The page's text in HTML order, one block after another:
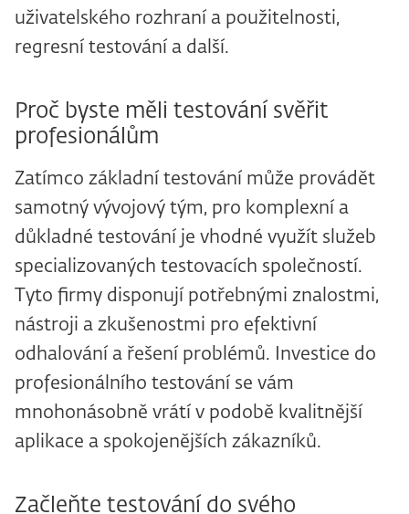
uživatelského rozhraní a použitelnosti,
regresní testování a další.
Proč byste měli testování svěřit
profesionálům
Zatímco základní testování může provádět
samotný vývojový tým, pro komplexní a
důkladné testování je vhodné využít služeb
specializovaných testovacích společností.
Tyto firmy disponují potřebnými znalostmi,
nástroji a zkušenostmi pro efektivní
odhalování a řešení problémů. Investice do
profesionálního testování se vám
mnohonásobně vrátí v podobě kvalitnější
aplikace a spokojenějších zákazníků.
Začleňte testování do svého